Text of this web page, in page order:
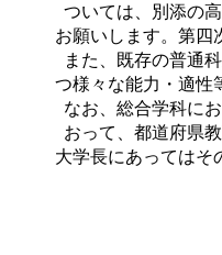
ついては、別添の
お願いします。第四
また、既存の普通
つ様々な能力・適性
なお、総合学科に
おって、都道府県
大学長にあってはそ